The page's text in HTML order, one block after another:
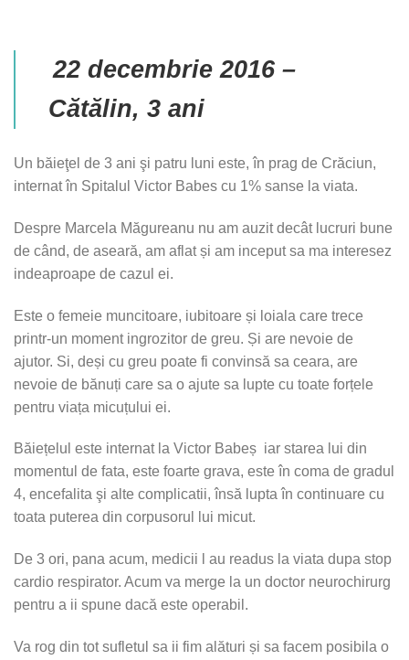
22 decembrie 2016 –
Cătălin, 3 ani
Un băieţel de 3 ani şi patru luni este, în prag de Crăciun,
internat în Spitalul Victor Babes cu 1% sanse la viata.
Despre Marcela Măgureanu nu am auzit decât lucruri bune
de când, de aseară, am aflat și am inceput sa ma interesez
indeaproape de cazul ei.
Este o femeie muncitoare, iubitoare și loiala care trece
printr-un moment ingrozitor de greu. Și are nevoie de
ajutor. Si, deși cu greu poate fi convinsă sa ceara, are
nevoie de bănuți care sa o ajute sa lupte cu toate forțele
pentru viața micuțului ei.
Băiețelul este internat la Victor Babeș iar starea lui din
momentul de fata, este foarte grava, este în coma de gradul
4, encefalita şi alte complicatii, însă lupta în continuare cu
toata puterea din corpusorul lui micut.
De 3 ori, pana acum, medicii l au readus la viata dupa stop
cardio respirator. Acum va merge la un doctor neurochirurg
pentru a ii spune dacă este operabil.
Va rog din tot sufletul sa ii fim alături și sa facem posibila o